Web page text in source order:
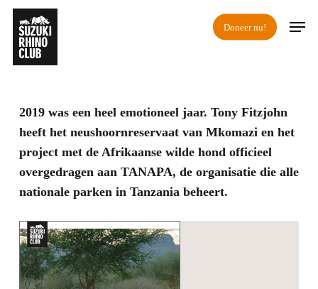
Skip
main
content
Doneer nu!
Menu
2019 was een heel emotioneel jaar. Tony Fitzjohn
heeft het neushoornreservaat van Mkomazi en het
project met de Afrikaanse wilde hond officieel
overgedragen aan TANAPA, de organisatie die alle
nationale parken in Tanzania beheert.